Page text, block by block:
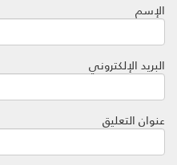
الإسم
البريد الإلكتروني
عنوان التعليق